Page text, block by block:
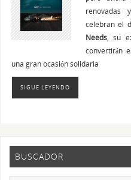
renovadas
celebran el
Needs, su
convertirán
una gran ocasión solidaria
SIGUE LEYENDO
BUSCADOR